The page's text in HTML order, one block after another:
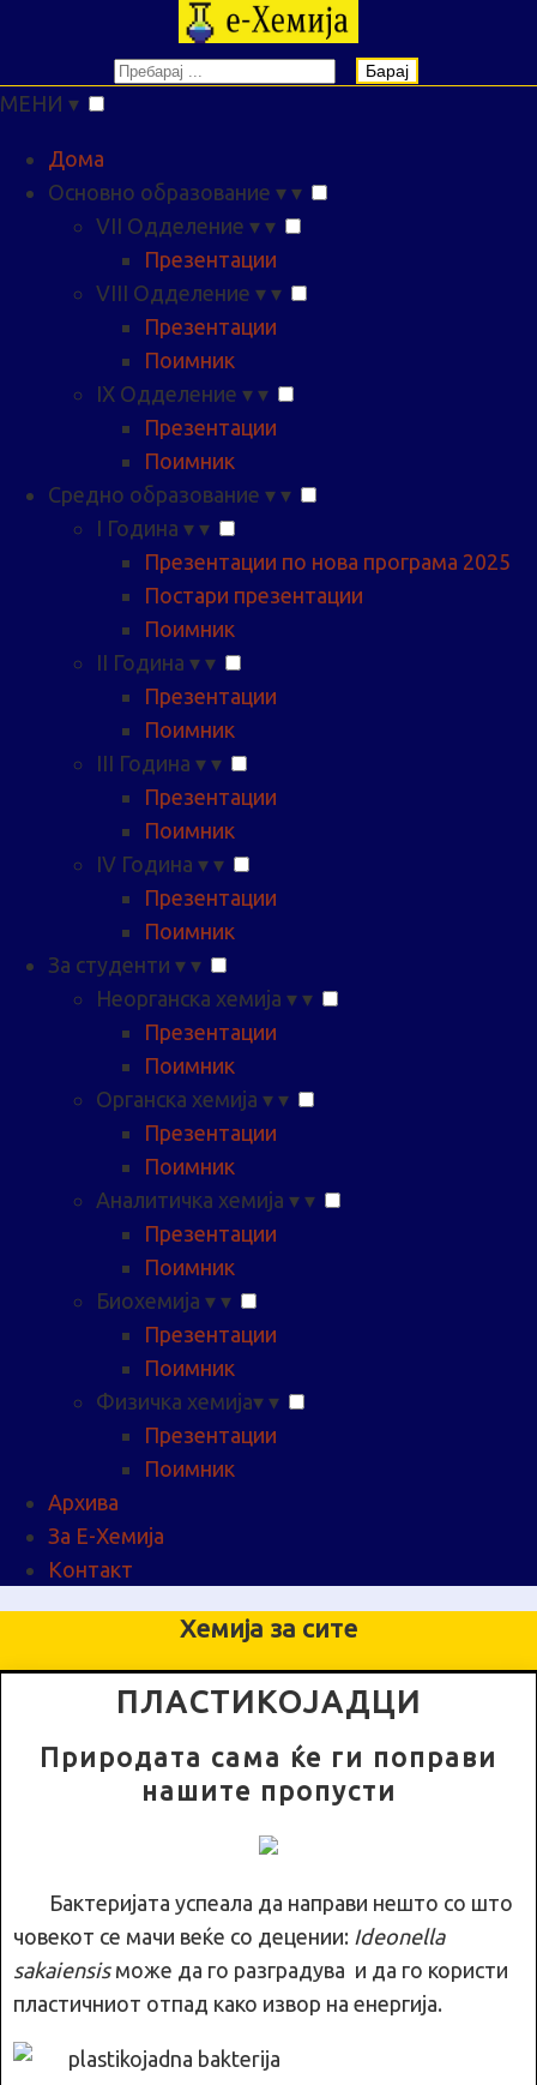
Барај
МЕНИ ▾
Дома
Основно образование ▾ ▾
VII Одделение ▾ ▾
Презентации
VIII Одделение ▾ ▾
Презентации
Поимник
IX Одделение ▾ ▾
Презентации
Поимник
Средно образование ▾ ▾
I Година ▾ ▾
Презентации по нова програма 2025
Постари презентации
Поимник
II Година ▾ ▾
Презентации
Поимник
III Година ▾ ▾
Презентации
Поимник
IV Година ▾ ▾
Презентации
Поимник
За студенти ▾ ▾
Неорганска хемија ▾ ▾
Презентации
Поимник
Органска хемија ▾ ▾
Презентации
Поимник
Аналитичка хемија ▾ ▾
Презентации
Поимник
Биохемија ▾ ▾
Презентации
Поимник
Физичка хемија▾ ▾
Презентации
Поимник
Архива
За Е-Хемија
Контакт
Хемија за сите
ПЛАСТИКОЈАДЦИ
Природата сама ќе ги поправи
нашите пропусти
Бактеријата успеала да направи нешто со што
човекот се мачи веќе со децении: Ideonella
sakaiensisможе да го разградува и да го користи
пластичниот отпад како извор на енергија.